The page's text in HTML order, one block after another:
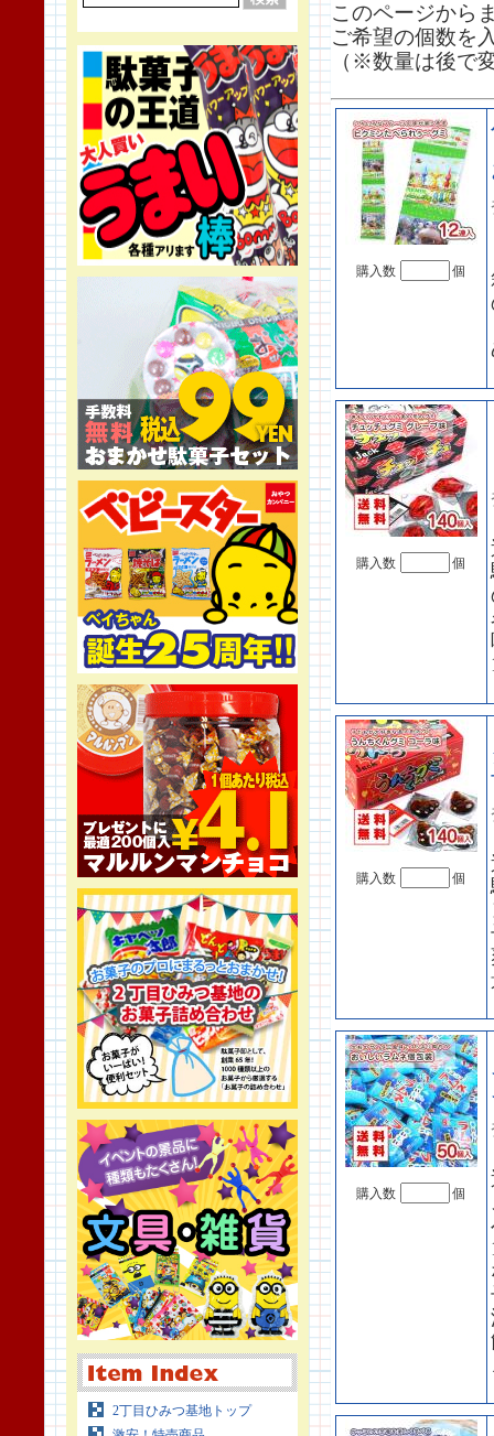
2丁目ひみつ基地トップ
このページから
ご希望の個数を
（※数量は後で
購入数 個
購入数 個
購入数 個
購入数 個